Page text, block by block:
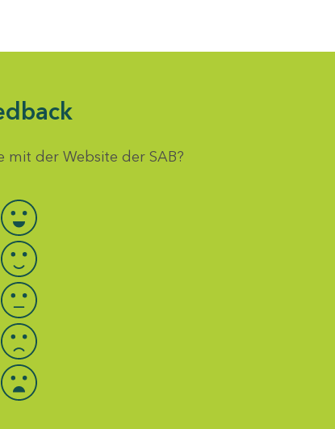
mit der Website der SAB?
auswählen